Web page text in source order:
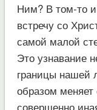
Ним? В том-то и
встречу со
самой малой
Это узнавание
границы нашей
образом
совершенно